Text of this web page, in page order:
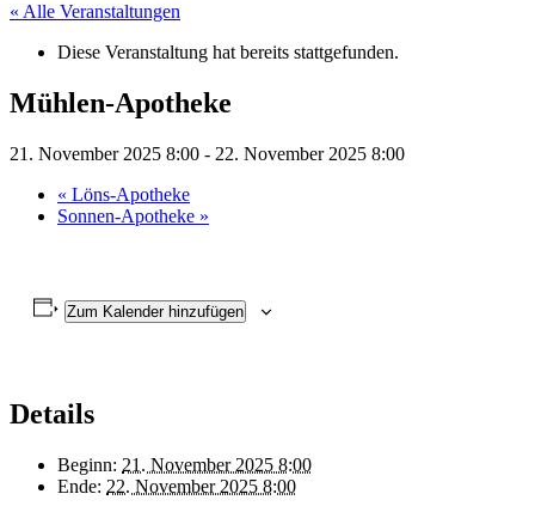
« Alle Veranstaltungen
Diese Veranstaltung hat bereits stattgefunden.
Mühlen-Apotheke
21. November 2025 8:00 - 22. November 2025 8:00
« Löns-Apotheke
Sonnen-Apotheke »
Zum Kalender hinzufügen
Details
Beginn: 21. November 2025 8:00
Ende: 22. November 2025 8:00